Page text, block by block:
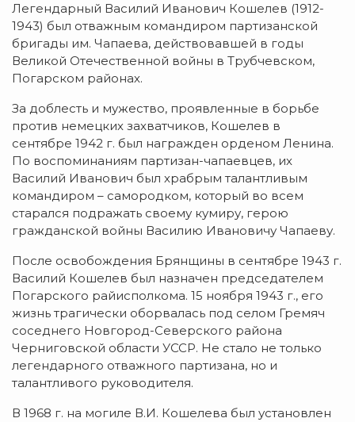
Легендарный Василий Иванович Кошелев (1912-
1943) был отважным командиром партизанской
бригады им. Чапаева, действовавшей в годы
Великой Отечественной войны в Трубчевском,
Погарском районах.
За доблесть и мужество, проявленные в борьбе
против немецких захватчиков, Кошелев в
сентябре 1942 г. был награжден орденом Ленина.
По воспоминаниям партизан-чапаевцев, их
Василий Иванович был храбрым талантливым
командиром – самородком, который во всем
старался подражать своему кумиру, герою
гражданской войны Василию Ивановичу Чапаеву.
После освобождения Брянщины в сентябре 1943 г.
Василий Кошелев был назначен председателем
Погарского райисполкома. 15 ноября 1943 г., его
жизнь трагически оборвалась под селом Гремяч
соседнего Новгород-Северского района
Черниговской области УССР. Не стало не только
легендарного отважного партизана, но и
талантливого руководителя.
В 1968 г. на могиле В.И. Кошелева был установлен